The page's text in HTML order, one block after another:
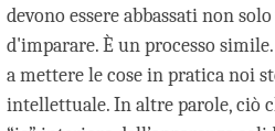
devono essere abbassati non
d'imparare. È un processo
a mettere le cose in pratica noi
intellettuale. In altre parole, ciò